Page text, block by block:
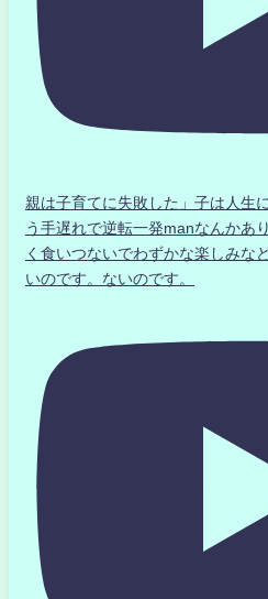
親は子育てに失敗した」子は人生
う手遅れで逆転一発manなんかあ
く食いつないでわずかな楽しみな
いのです。ないのです。